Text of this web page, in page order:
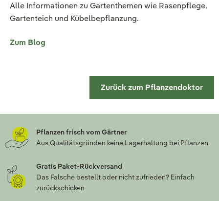
Alle Informationen zu Gartenthemen wie Rasenpflege,
Gartenteich und Kübelbepflanzung.
Zum Blog
Zurück zum Pflanzendoktor
Pflanzen frisch vom Gärtner
Aus Qualitätsgründen keine Lagerhaltung bei Pflanzen
Gratis Paket-Rückversand
Das Falsche bestellt oder nicht zufrieden? Einfach
zurückschicken